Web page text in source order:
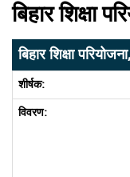
बिहार शिक्षा
बिहार शिक्षा